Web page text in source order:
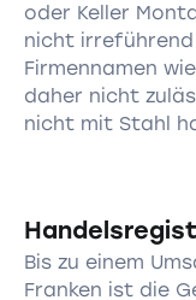
oder Keller
nicht
Firmennamen
daher nicht
nicht mit Stahl
Bis zu einem
Franken ist die